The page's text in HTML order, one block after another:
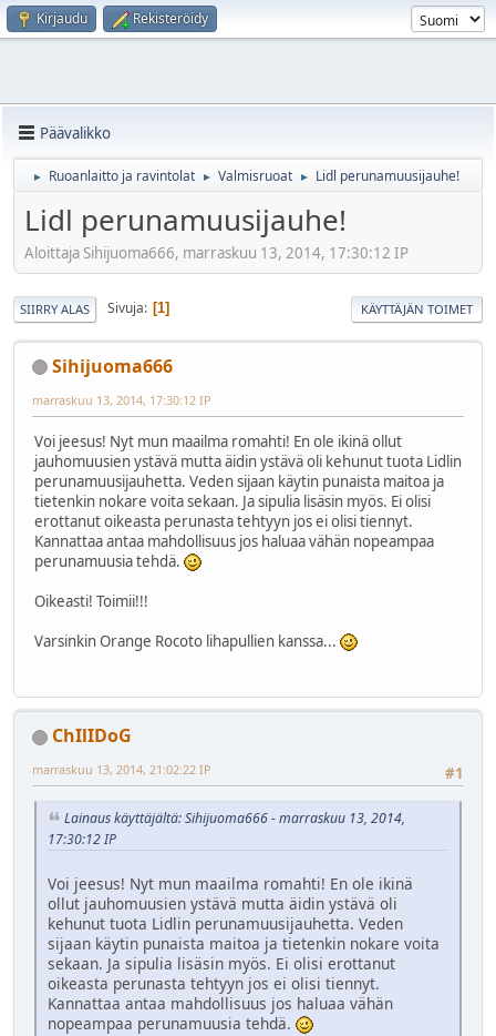
Kirjaudu Rekisteröidy
Päävalikko
► Ruoanlaitto ja ravintolat ► Valmisruoat ► Lidl perunamuusijauhe!
Lidl perunamuusijauhe!
Aloittaja Sihijuoma666, marraskuu 13, 2014, 17:30:12 IP
SIIRRY ALAS Sivuja 1 KÄYTTÄJÄN TOIMET
Sihijuoma666
marraskuu 13, 2014, 17:30:12 IP
Voi jeesus! Nyt mun maailma romahti! En ole ikinä ollut
jauhomuusien ystävä mutta äidin ystävä oli kehunut tuota Lidlin
perunamuusijauhetta. Veden sijaan käytin punaista maitoa ja
tietenkin nokare voita sekaan. Ja sipulia lisäsin myös. Ei olisi
erottanut oikeasta perunasta tehtyyn jos ei olisi tiennyt.
Kannattaa antaa mahdollisuus jos haluaa vähän nopeampaa
perunamuusia tehdä.
Oikeasti! Toimii!!!
Varsinkin Orange Rocoto lihapullien kanssa...
ChIlIDoG
#1
marraskuu 13, 2014, 21:02:22 IP
Lainaus käyttäjältä: Sihijuoma666 - marraskuu 13, 2014,
17:30:12 IP
Voi jeesus! Nyt mun maailma romahti! En ole ikinä
ollut jauhomuusien ystävä mutta äidin ystävä oli
kehunut tuota Lidlin perunamuusijauhetta. Veden
sijaan käytin punaista maitoa ja tietenkin nokare voita
sekaan. Ja sipulia lisäsin myös. Ei olisi erottanut
oikeasta perunasta tehtyyn jos ei olisi tiennyt.
Kannattaa antaa mahdollisuus jos haluaa vähän
nopeampaa perunamuusia tehdä.